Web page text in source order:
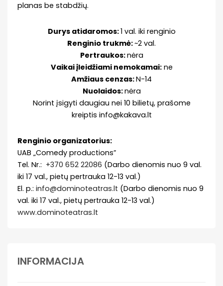
planas be stabdžių.
Durys atidaromos:1 val. iki renginio
Renginio trukmė:~2 val.
Pertraukos:nėra
Vaikai įleidžiami nemokamai:ne
Amžiaus cenzas:N-14
Nuolaidos:nėra
Norint įsigyti daugiau nei 10 bilietų, prašome
kreiptis info@kakava.lt
Renginio organizatorius:
UAB „Comedy productions”
Tel. Nr.: +370 652 22086 (Darbo dienomis nuo 9 val.
iki 17 val., pietų pertrauka 12-13 val.)
El. p.: info@dominoteatras.lt (Darbo dienomis nuo 9
val. iki 17 val., pietų pertrauka 12-13 val.)
www.dominoteatras.lt
INFORMACIJA